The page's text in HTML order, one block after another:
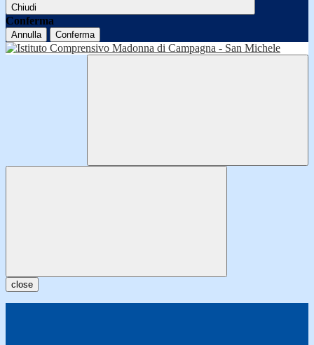
Chiudi
Conferma
Annulla Conferma
close